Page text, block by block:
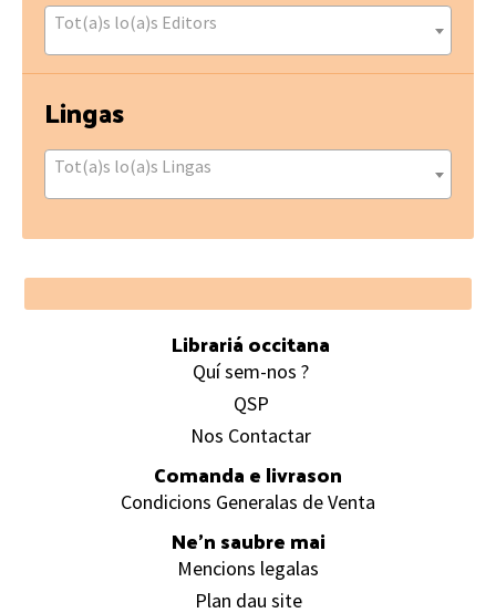
Tot(a)s lo(a)s Editors
Lingas
Tot(a)s lo(a)s Lingas
Footer
Librariá occitana
Quí sem-nos ?
QSP
Nos Contactar
Comanda e livrason
Condicions Generalas de Venta
Ne’n saubre mai
Mencions legalas
Plan dau site